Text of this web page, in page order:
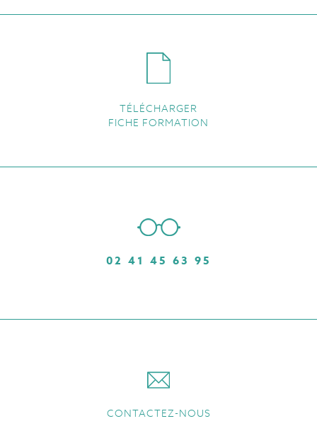
TÉLÉCHARGER
FICHE FORMATION
02 41 45 63 95
CONTACTEZ-NOUS